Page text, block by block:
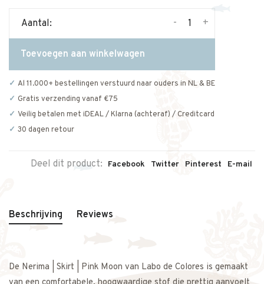
Aantal: +
-
Toevoegen aan winkelwagen
Al 11.000+ bestellingen verstuurd naar ouders in NL & BE
Gratis verzending vanaf €75
Veilig betalen met iDEAL / Klarna (achteraf) / Creditcard
30 dagen retour
Deel dit product: Facebook Twitter Pinterest E-mail
Beschrijving Reviews
De Nerima | Skirt | Pink Moon van Labo de Colores is gemaakt